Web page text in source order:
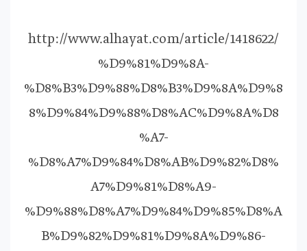
http://www.alhayat.com/article/1418622/
%D9%81%D9%8A-
%D8%B3%D9%88%D8%B3%D9%8A%D9%8
8%D9%84%D9%88%D8%AC%D9%8A%D8
%A7-
%D8%A7%D9%84%D8%AB%D9%82%D8%
A7%D9%81%D8%A9-
%D9%88%D8%A7%D9%84%D9%85%D8%A
B%D9%82%D9%81%D9%8A%D9%86-